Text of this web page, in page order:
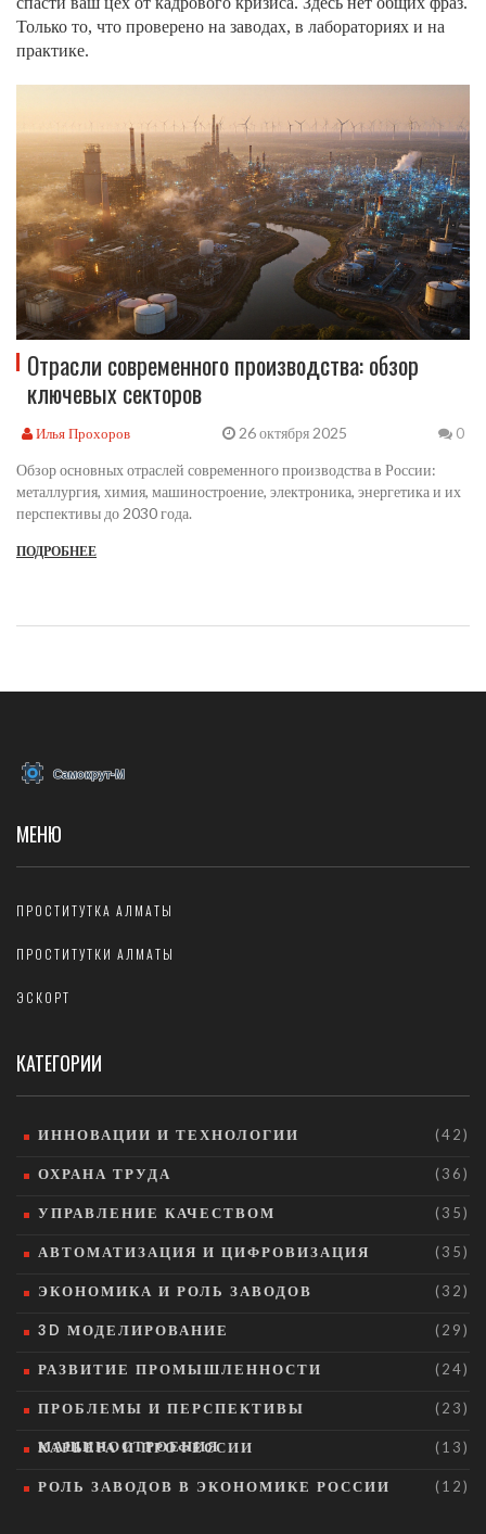
Только то, что проверено на заводах, в лабораториях и на
практике.
Отрасли современного производства: обзор
ключевых секторов
Илья Прохоров 26 октября 2025 0
Обзор основных отраслей современного производства в России:
металлургия, химия, машиностроение, электроника, энергетика и их
перспективы до 2030 года.
ПОДРОБНЕЕ
МЕНЮ
ПРОСТИТУТКА АЛМАТЫ
ПРОСТИТУТКИ АЛМАТЫ
ЭСКОРТ
КАТЕГОРИИ
ИННОВАЦИИ И ТЕХНОЛОГИИ (42)
ОХРАНА ТРУДА (36)
УПРАВЛЕНИЕ КАЧЕСТВОМ (35)
АВТОМАТИЗАЦИЯ И ЦИФРОВИЗАЦИЯ (35)
ЭКОНОМИКА И РОЛЬ ЗАВОДОВ (32)
3D МОДЕЛИРОВАНИЕ (29)
РАЗВИТИЕ ПРОМЫШЛЕННОСТИ (24)
ПРОБЛЕМЫ И ПЕРСПЕКТИВЫ
МАШИНОСТРОЕНИЯ
(23)
КАРЬЕРА И ПРОФЕССИИ (13)
РОЛЬ ЗАВОДОВ В ЭКОНОМИКЕ РОССИИ (12)